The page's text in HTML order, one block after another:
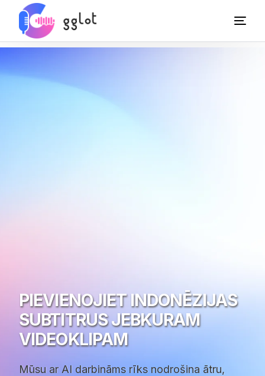
PIEVIENOJIET INDONĒZIJAS
SUBTITRUS JEBKURAM
VIDEOKLIPAM
Mūsu ar AI darbināms rīks nodrošina ātru,